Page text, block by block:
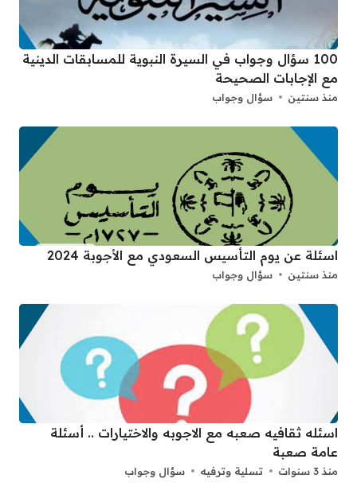
100 سؤال وجواب في السيرة النبوية للمسابقات الدينية
مع الإجابات الصحيحة
منذ سنتين سؤال وجواب
اسئلة عن يوم التأسيس السعودي مع الأجوبة 2024
منذ سنتين سؤال وجواب
اسئله ثقافيه صعبه مع الاجوبه والاختيارات .. أسئلة
عامة صعبة
منذ 3 سنوات تسلية وترفيه سؤال وجواب